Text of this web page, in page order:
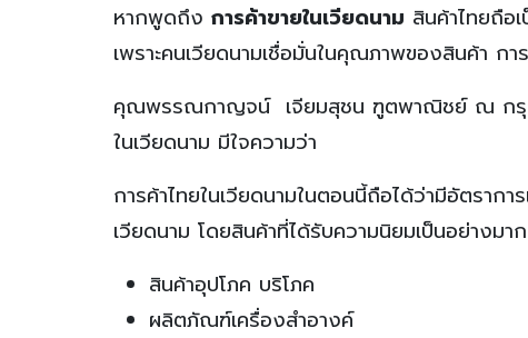
หากพูดถึง การค้าขายในเวียดนาม สินค้าไทยถือ
เพราะคนเวียดนามเชื่อมั่นในคุณภาพของสินค้า ก
คุณพรรณกาญจน์ เจียมสุชน ฑูตพาณิชย์ ณ กรุงฮ
ในเวียดนาม มีใจความว่า
การค้าไทยในเวียดนามในตอนนี้ถือได้ว่ามีอัตราก
เวียดนาม โดยสินค้าที่ได้รับความนิยมเป็นอย่างมา
สินค้าอุปโภค บริโภค
ผลิตภัณฑ์เครื่องสำอางค์